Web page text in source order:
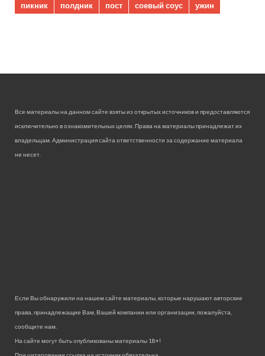
пикник
полдник пост соевый соус ужин
Все материалы на данном сайте взяты из открытых источников и предоставляются
исключительно в ознакомительных целях. Права на материалы принадлежат их
владельцам. Администрация сайта ответственности за содержание материала
не несет.
Если Вы обнаружили на нашем сайте материалы, которые нарушают авторские
права, принадлежащие Вам, Вашей компании или организации, пожалуйста,
сообщите нам.
На сайте могут быть опубликованы материалы 18+!